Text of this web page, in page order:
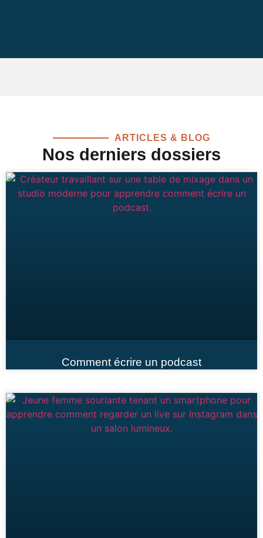
ARTICLES & BLOG
Nos derniers dossiers
Comment écrire un podcast